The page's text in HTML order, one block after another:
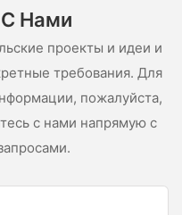
С Нами
проекты и идеи и
требования. Для
пожалуйста,
с нами напрямую с